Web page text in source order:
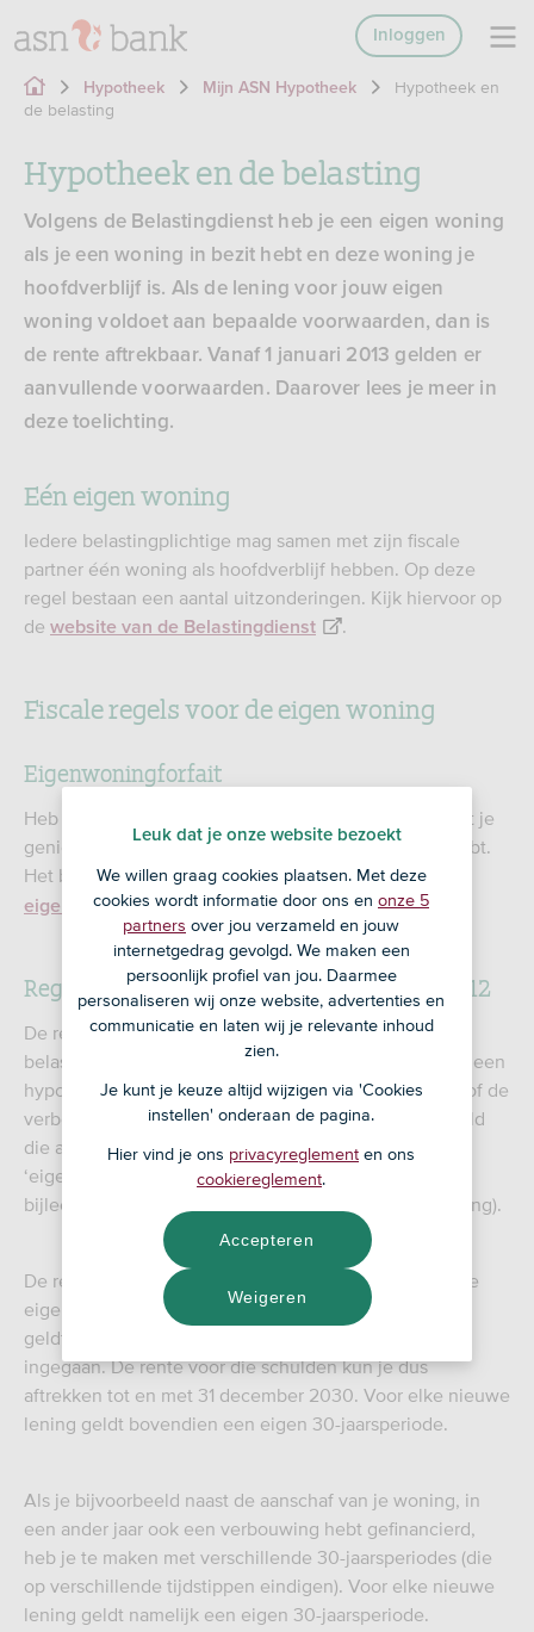
Inloggen
Hypotheek Mijn ASN Hypotheek
Hypotheek en
de belasting
Hypotheek en de belasting
Volgens de Belastingdienst heb je een eigen woning
als je een woning in bezit hebt en deze woning je
hoofdverblijf is. Als de lening voor jouw eigen
woning voldoet aan bepaalde voorwaarden, dan is
de rente aftrekbaar. Vanaf 1 januari 2013 gelden er
aanvullende voorwaarden. Daarover lees je meer in
deze toelichting.
Eén eigen woning
Iedere belastingplichtige mag samen met zijn fiscale
partner één woning als hoofdverblijf hebben. Op deze
regel bestaan een aantal uitzonderingen. Kijk hiervoor op
de website van de Belastingdienst .
Fiscale regels voor de eigen woning
Eigenwoningforfait
Heb je een eigen woning? Dan moet je betalen omdat je
geniet van het wonen in de woning die je gekocht hebt.
Het bedrag dat je moet betalen wordthet
eigenwoningforfaitgenoemd.
Regels hypotheekrenteaftrek tot en met 2012
De rente van je hypotheek kun je aftrekken van je
belastbare inkomen in box 1. Voorwaarde is wel dat je een
hypotheek hebt voor de aankoop, het onderhoud en/of de
verbetering van je eigen woning. Een hypotheekschuld
die aan deze voorwaarden voldoet, is een
‘eigenwoningschuld’. Houd wel rekening met de
bijleenregeling (zie de paragraaf over de bijleenregeling).
De renteaftrek geldt voor maximaal dertig jaar. Voor de
eigenwoningschulden die je al op 1 januari 2001 had,
geldt dat de periode van dertig jaar op die datum is
ingegaan. De rente voor die schulden kun je dus
aftrekken tot en met 31 december 2030. Voor elke nieuwe
lening geldt bovendien een eigen 30-jaarsperiode.
Als je bijvoorbeeld naast de aanschaf van je woning, in
een ander jaar ook een verbouwing hebt gefinancierd,
heb je te maken met verschillende 30-jaarsperiodes (die
op verschillende tijdstippen eindigen). Voor elke nieuwe
lening geldt namelijk een eigen 30-jaarsperiode.
Leuk dat je onze website bezoekt
We willen graag cookies plaatsen. Met deze
cookies wordt informatie door ons en onze 5
partners over jou verzameld en jouw
internetgedrag gevolgd. We maken een
persoonlijk profiel van jou. Daarmee
personaliseren wij onze website, advertenties en
communicatie en laten wij je relevante inhoud
zien.
Je kunt je keuze altijd wijzigen via 'Cookies
instellen' onderaan de pagina.
Hier vind je ons privacyreglement en ons
cookiereglement.
Weigeren
Accepteren